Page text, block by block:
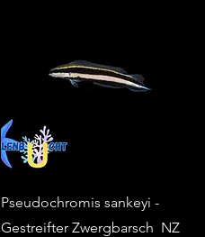
Pseudochromis sankeyi -
Gestreifter Zwergbarsch NZ